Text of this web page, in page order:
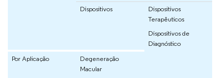
Dispositivos
Dispositivos
Terapêuticos
Dispositivos de
Diagnóstico
Por Aplicação
Degeneração
Macular